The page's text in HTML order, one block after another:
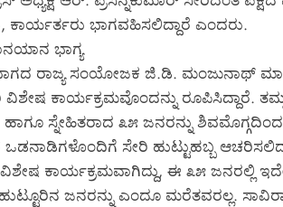
ಭಾಗವಹಿಸಲಿದ್ದಾರೆ ಎಂದರು.
ಭಾಗ್ಯ
ರಾಜ್ಯ ಸಂಯೋಜಕ ಜಿ.ಡಿ. ಮಂಜುನಾಥ್
ಕಾರ್ಯಕ್ರಮವೊಂದನ್ನು ರೂಪಿಸಿದ್ದಾರೆ.
ಸ್ನೇಹಿತರಾದ ೩೫ ಜನರನ್ನು
ಸೇರಿ ಹುಟ್ಟುಹಬ್ಬ
ವಿಶೇಷ ಕಾರ್ಯಕ್ರಮವಾಗಿದ್ದು, ಈ ೩೫ ಜನರಲ್ಲಿ
ಜನರನ್ನು ಎಂದೂ ಮರೆತವರಲ್ಲ.